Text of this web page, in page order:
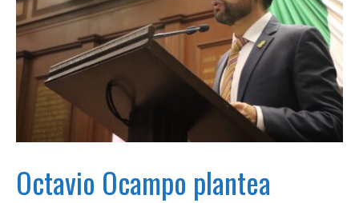
Octavio Ocampo plantea